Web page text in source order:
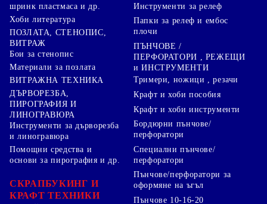
шринк пластмаса и др.
Хоби литература
ПОЗЛАТА, СТЕНОПИС,
ВИТРАЖ
Бои за стенопис
Материали за позлата
ВИТРАЖНА ТЕХНИКА
ДЪРВОРЕЗБА,
ПИРОГРАФИЯ И
ЛИНОГРАВЮРА
Инструменти за дърворезба
и линогравюра
Помощни средства и
основи за пирография и др.
СКРАПБУКИНГ И
КРАФТ ТЕХНИКИ
Инструменти за релеф
Папки за релеф и ембос
плочи
ПЪНЧОВЕ /
ПЕРФОРАТОРИ , РЕЖЕЩИ
и ИНСТРУМЕНТИ
Тримери, ножици , резачи
Крафт и хоби пособия
Крафт и хоби инструменти
Бордюрни пънчове/
перфоратори
Специални пънчове/
перфоратори
Пънчове/перфоратори за
оформяне на ъгъл
Пънчове 10-16-20